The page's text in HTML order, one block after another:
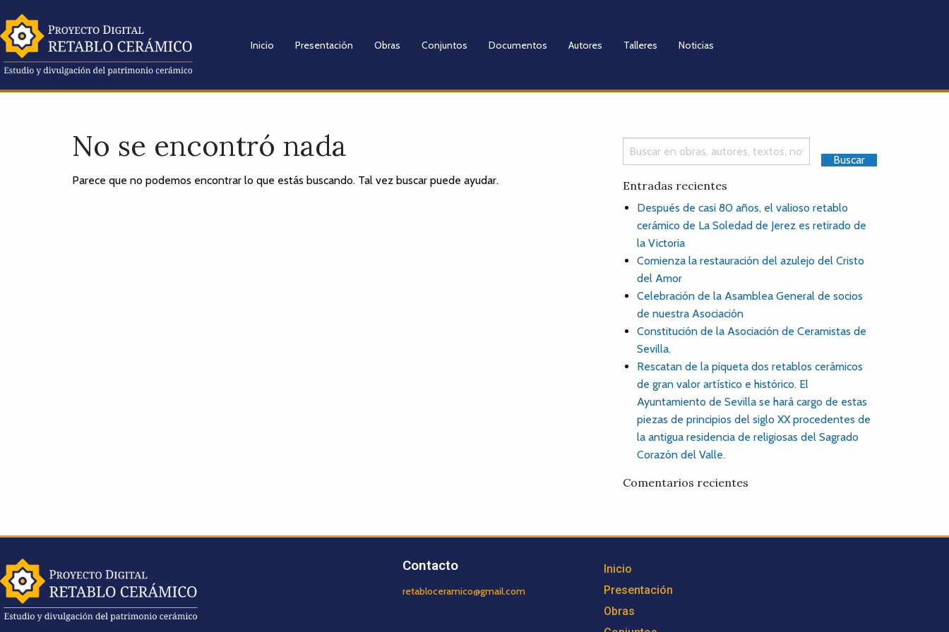
Inicio Presentación Obras Conjuntos Documentos Autores Talleres Noticias
No se encontró nada
Parece que no podemos encontrar lo que estás buscando. Tal vez buscar puede ayudar. Entradas recientes
Después de casi 80 años, el valioso retablo
cerámico de La Soledad de Jerez es retirado de
la Victoria
Comienza la restauración del azulejo del Cristo
del Amor
Celebración de la Asamblea General de socios
de nuestra Asociación
Constitución de la Asociación de Ceramistas de
Sevilla.
Rescatan de la piqueta dos retablos cerámicos
de gran valor artístico e histórico. El
Ayuntamiento de Sevilla se hará cargo de estas
piezas de principios del siglo XX procedentes de
la antigua residencia de religiosas del Sagrado
Corazón del Valle.
Comentarios recientes
Contacto
retabloceramico@gmail.com
Inicio
Presentación
Obras